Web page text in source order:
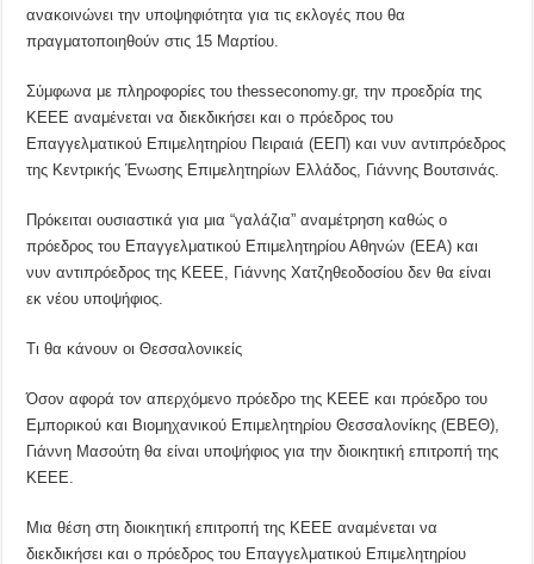
ανακοινώνει την υποψηφιότητα για τις εκλογές που θα
πραγματοποιηθούν στις 15 Μαρτίου.
Σύμφωνα με πληροφορίες του thesseconomy.gr, την προεδρία της
ΚΕΕΕ αναμένεται να διεκδικήσει και ο πρόεδρος του
Επαγγελματικού Επιμελητηρίου Πειραιά (ΕΕΠ) και νυν αντιπρόεδρος
της Κεντρικής Ένωσης Επιμελητηρίων Ελλάδος, Γιάννης Βουτσινάς.
Πρόκειται ουσιαστικά για μια “γαλάζια” αναμέτρηση καθώς ο
πρόεδρος του Επαγγελματικού Επιμελητηρίου Αθηνών (ΕΕΑ) και
νυν αντιπρόεδρος της ΚΕΕΕ, Γιάννης Χατζηθεοδοσίου δεν θα είναι
εκ νέου υποψήφιος.
Τι θα κάνουν οι Θεσσαλονικείς
Όσον αφορά τον απερχόμενο πρόεδρο της ΚΕΕΕ και πρόεδρο του
Εμπορικού και Βιομηχανικού Επιμελητηρίου Θεσσαλονίκης (ΕΒΕΘ),
Γιάννη Μασούτη θα είναι υποψήφιος για την διοικητική επιτροπή της
ΚΕΕΕ.
Μια θέση στη διοικητική επιτροπή της ΚΕΕΕ αναμένεται να
διεκδικήσει και ο πρόεδρος του Επαγγελματικού Επιμελητηρίου